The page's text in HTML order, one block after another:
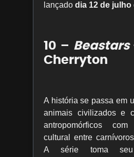
lançado dia 12 de julho
10 – Beastars
Cherryton
A história se passa em
animais civilizados e
antropomórficos
cultural entre
A série toma